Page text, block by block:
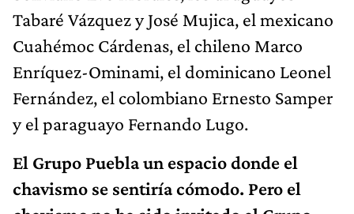
Tabaré Vázquez y José Mujica, el mexicano
Cuahémoc Cárdenas, el chileno Marco
Enríquez-Ominami, el dominicano Leonel
Fernández, el colombiano Ernesto Samper
y el paraguayo Fernando Lugo.
El Grupo Puebla un espacio donde el
chavismo se sentiría cómodo. Pero el